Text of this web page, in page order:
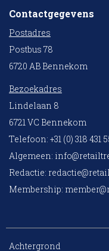
Contactgegevens
Postadres
Postbus 78
6720 AB Bennekom
Bezoekadres
Lindelaan 8
6721 VC Bennekom
Telefoon: +31 (0) 318 431
Algemeen:
Redactie:
Membership:
Achtergrond